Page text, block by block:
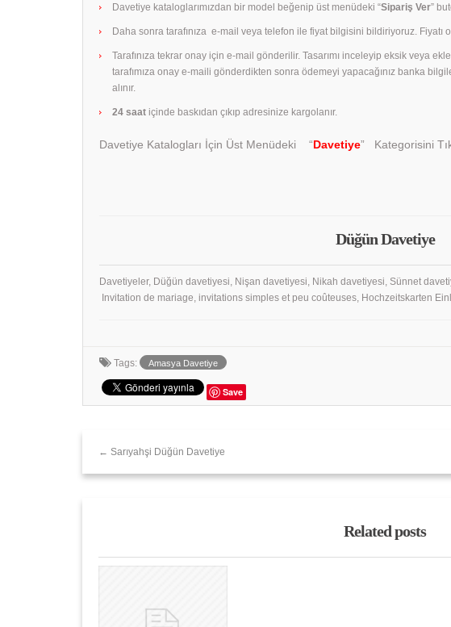
Davetiye kataloglarımızdan bir model beğenip üst menüdeki “Sipariş Ver”
Daha sonra tarafınıza e-mail veya telefon ile fiyat bilgisini bildiriyoruz. Fiyatı
Tarafınıza tekrar onay için e-mail gönderilir. Tasarımı inceleyip eksik veya
tarafımıza onay e-maili gönderdikten sonra ödemeyi yapacağınız banka
alınır.
24 saat içinde baskıdan çıkıp adresinize kargolanır.
Davetiye Katalogları İçin Üst Menüdeki “Davetiye” Kategorisini
Düğün Davetiye
Davetiyeler, Düğün davetiyesi, Nişan davetiyesi, Nikah davetiyesi, Sünnet
Invitation de mariage, invitations simples et peu coûteuses, Hochzeitskarten
Tags: Amasya Davetiye
Save
← Sarıyahşi Düğün Davetiye
Related posts